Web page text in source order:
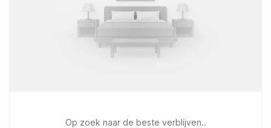
Op zoek naar de beste verblijven..